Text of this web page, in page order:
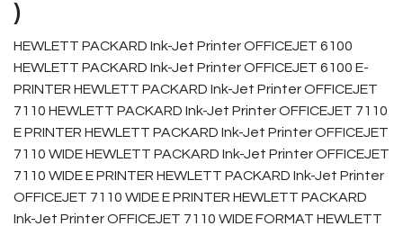
)
HEWLETT PACKARD Ink-Jet Printer OFFICEJET 6100
HEWLETT PACKARD Ink-Jet Printer OFFICEJET 6100 E-
PRINTER HEWLETT PACKARD Ink-Jet Printer OFFICEJET
7110 HEWLETT PACKARD Ink-Jet Printer OFFICEJET 7110
E PRINTER HEWLETT PACKARD Ink-Jet Printer OFFICEJET
7110 WIDE HEWLETT PACKARD Ink-Jet Printer OFFICEJET
7110 WIDE E PRINTER HEWLETT PACKARD Ink-Jet Printer
OFFICEJET 7110 WIDE E PRINTER HEWLETT PACKARD
Ink-Jet Printer OFFICEJET 7110 WIDE FORMAT HEWLETT